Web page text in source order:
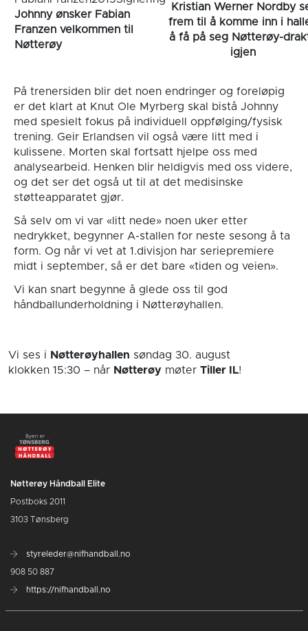
Johnny ønsker Fabian
Franzen velkommen til
Nøtterøy
Kristian Werner Nordby
frem til å komme inn i
å få på seg Nøtterøy-
igjen
På trenersiden blir det noen endringer og foreløpig
er det klart at Knut Ole Myrberg skal bistå Johnny
med spesielt fokus på individuell oppfølging/fysisk
trening. Geir Erlandsen vil også være litt med i
kulissene. Morten skal fortsatt hjelpe oss med
analysearbeid. Henken blir heldigvis med oss videre,
og det ser det også ut til at det medisinske
støtteapparatet gjør.
Så selv om vi var «litt nede» noen uker etter
nedrykket, begynner A-stallen for neste sesong å ta
form. Og når vi vet at 1.divisjon har seriepremiere
midt i september, så er det bare «tiden og veien».
Vi kan snart begynne å glede oss til god
håndballunderholdning i Nøtterøyhallen.
Vi ses i Nøtterøyhallen søndag 30. august
klokken 15:30 – når Nøtterøy møter Tiller IL!
Nøtterøy Håndball Elite
Postboks 2011
3103 Tønsberg
styreleder@nifhandball.no
908 50 887
https://nifhandball.no